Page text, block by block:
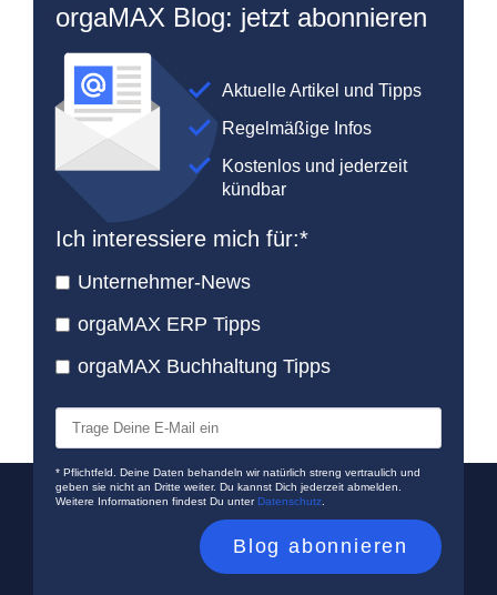
orgaMAX Blog: jetzt abonnieren
Aktuelle Artikel und Tipps
Regelmäßige Infos
Kostenlos und jederzeit
kündbar
Ich interessiere mich für:*
Unternehmer-News
orgaMAX ERP Tipps
orgaMAX Buchhaltung Tipps
* Pflichtfeld. Deine Daten behandeln wir natürlich streng vertraulich und
geben sie nicht an Dritte weiter. Du kannst Dich jederzeit abmelden.
Weitere Informationen findest Du unterDatenschutz